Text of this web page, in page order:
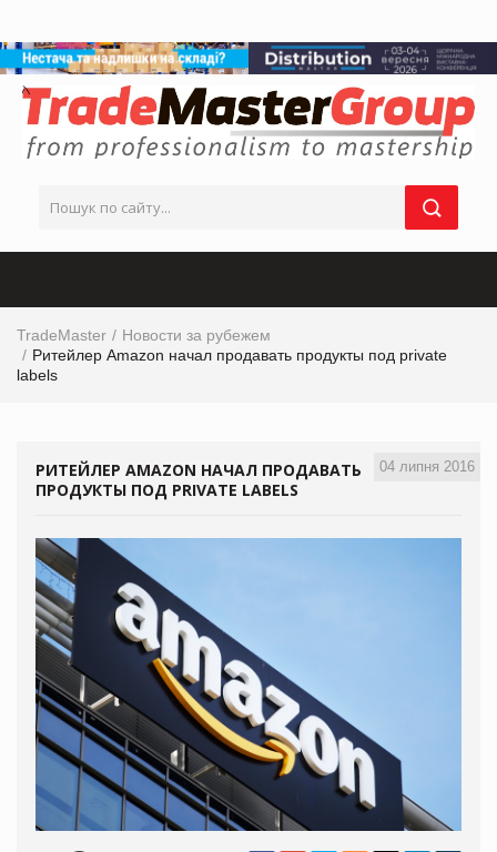
TradeMaster
Новости за рубежем
Ритейлер Amazon начал продавать продукты под private
labels
04 липня 2016
РИТЕЙЛЕР AMAZON НАЧАЛ ПРОДАВАТЬ
ПРОДУКТЫ ПОД PRIVATE LABELS